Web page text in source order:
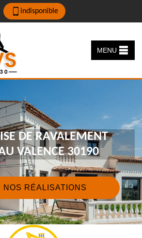
indisponible
MENU
DE RAVALEMENT
VALENCE 30190
NOS RÉALISATIONS